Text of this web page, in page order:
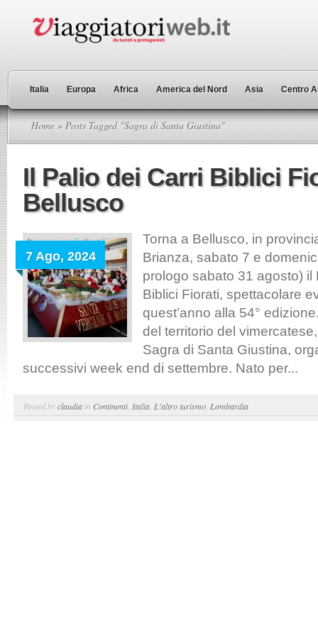
Italia Europa Africa America del Nord Asia Centro
Home » Posts Tagged "Sagra di Santa Giustina"
Il Palio dei Carri Biblici
Bellusco
7 Ago, 2024
Torna a Bellusco, in
Brianza, sabato 7 e
prologo sabato 31 agosto) il
Biblici Fiorati, spettacolare
quest’anno alla 54°
del territorio del
Sagra di Santa Giustina,
successivi week end di settembre. Nato per...
Posted byclaudia in Continenti, Italia L'altro turismo Lombardia